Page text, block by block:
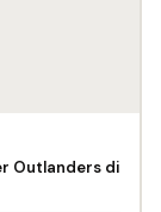
Outlanders di